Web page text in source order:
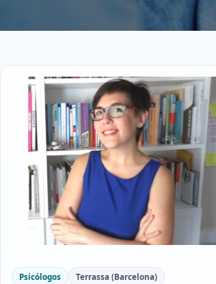
Psicólogos
Terrassa (Barcelona)